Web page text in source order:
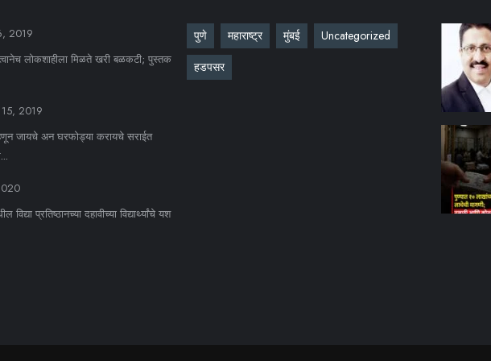
2019
लोकशाहीला मिळते खरी बळकटी; पुस्तक
2019
जायचे अन घरफोड्या करायचे सराईत
विद्या प्रतिष्ठानच्या दहावीच्या विद्यार्थ्यांचे यश
पुणे महाराष्ट्र मुंबई
Uncategorized
हडपसर